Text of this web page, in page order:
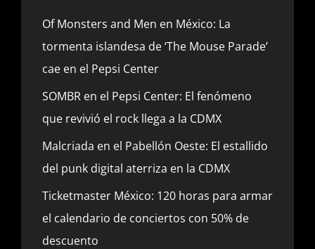
Of Monsters and Men en México: La
tormenta islandesa de ‘The Mouse Parade’
cae en el Pepsi Center
SOMBR en el Pepsi Center: El fenómeno
que revivió el rock llega a la CDMX
Malcriada en el Pabellón Oeste: El estallido
del punk digital aterriza en la CDMX
Ticketmaster México: 120 horas para armar
el calendario de conciertos con 50% de
descuento